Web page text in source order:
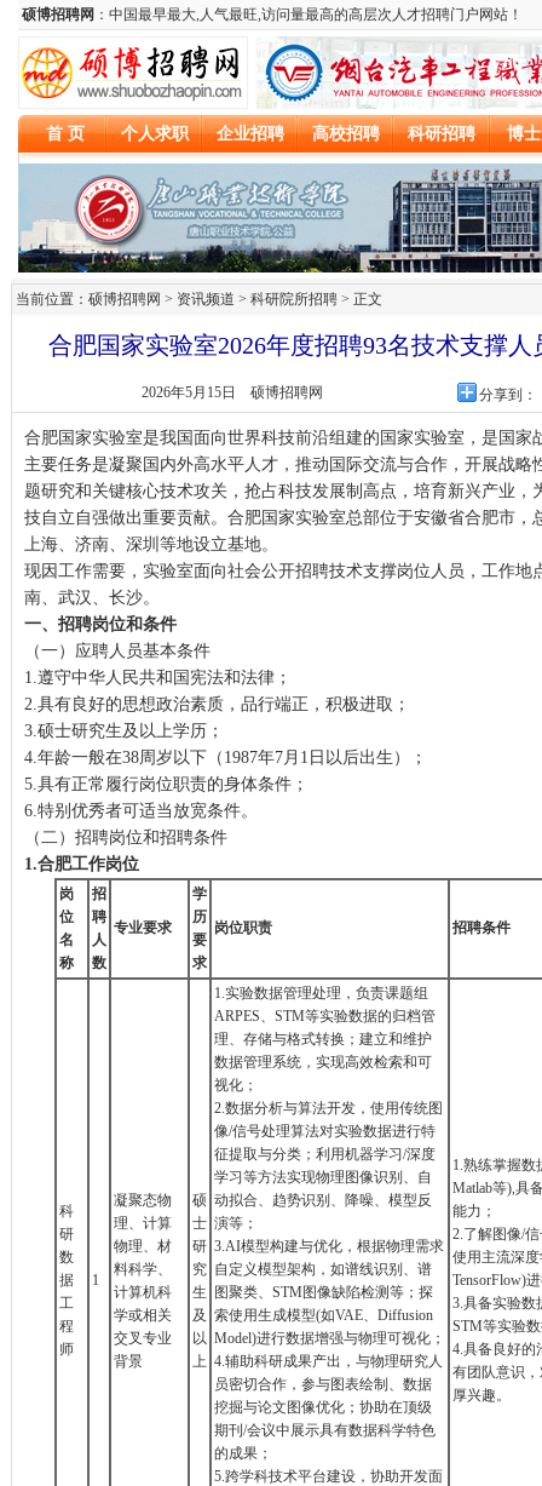
当前位置：硕博招聘网 > 资讯频道 > 科研院所招聘 > 正文
合肥国家实验室2026年度招聘93名技术支撑
2026年5月15日 硕博招聘网 分享到：
合肥国家实验室是我国面向世界科技前沿组建的国家实验室，是国家
主要任务是凝聚国内外高水平人才，推动国际交流与合作，开展战略
题研究和关键核心技术攻关，抢占科技发展制高点，培育新兴产业，
技自立自强做出重要贡献。合肥国家实验室总部位于安徽省合肥市，
上海、济南、深圳等地设立基地。
现因工作需要，实验室面向社会公开招聘技术支撑岗位人员，工作地
南、武汉、长沙。
一、招聘岗位和条件
（一）应聘人员基本条件
1.遵守中华人民共和国宪法和法律；
2.具有良好的思想政治素质，品行端正，积极进取；
3.硕士研究生及以上学历；
4.年龄一般在38周岁以下（1987年7月1日以后出生）；
5.具有正常履行岗位职责的身体条件；
6.特别优秀者可适当放宽条件。
（二）招聘岗位和招聘条件
1.合肥工作岗位
岗
位
名
称
招
聘
人
数
专业要求
学
历
要
求
岗位职责 招聘条件
科
研
数
据
工
程
师
1
凝聚态物
理、计算
物理、材
料科学、
计算机科
学或相关
交叉专业
背景
硕
士
研
究
生
及
以
上
1.实验数据管理处理，负责课题组
ARPES、STM等实验数据的归档管
理、存储与格式转换；建立和维护
数据管理系统，实现高效检索和可
视化；
2.数据分析与算法开发，使用传统图
像/信号处理算法对实验数据进行特
征提取与分类；利用机器学习/深度
学习等方法实现物理图像识别、自
动拟合、趋势识别、降噪、模型反
演等；
3.AI模型构建与优化，根据物理需求
自定义模型架构，如谱线识别、谱
图聚类、STM图像缺陷检测等；探
索使用生成模型(如VAE、Diffusion
Model)进行数据增强与物理可视化；
4.辅助科研成果产出，与物理研究人
员密切合作，参与图表绘制、数据
挖掘与论文图像优化；协助在顶级
期刊/会议中展示具有数据科学特色
的成果；
5.跨学科技术平台建设，协助开发面
1.熟练掌握数
Matlab等),具
能力；
2.了解图像/
使用主流深度
TensorFlow)
3.具备实验数
STM等实验
4.具备良好的
有团队意识
厚兴趣。